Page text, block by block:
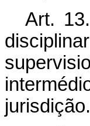
Art.
jurisdição.